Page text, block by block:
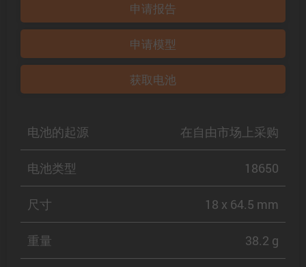
申请报告
申请模型
获取电池
电池的起源 在自由市场上采购
电池类型 18650
尺寸 18 x 64.5 mm
重量 38.2 g